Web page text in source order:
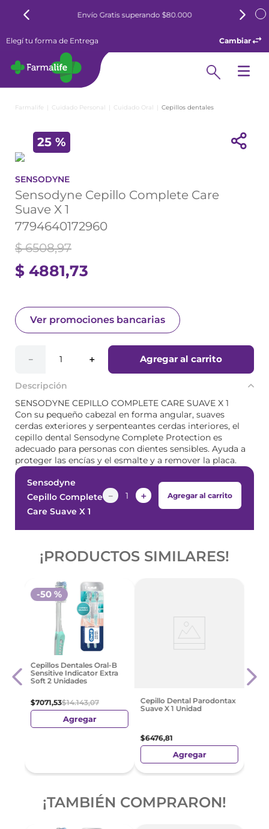
Envío Gratis superando $80.000
Elegí tu forma de Entrega Cambiar
Cuidado Personal Cuidado Oral Cepillos dentales
25 %
SENSODYNE
Sensodyne Cepillo Complete Care
Suave X 1
7794640172960
$ 4881,73
$ 6508,97
Ver promociones bancarias
＋
－ Agregar al carrito
Descripción
SENSODYNE CEPILLO COMPLETE CARE SUAVE X 1
Con su pequeño cabezal en forma angular, suaves
cerdas exteriores y serpenteantes cerdas interiores, el
cepillo dental Sensodyne Complete Protection es
adecuado para personas con dientes sensibles. Ayuda a
proteger las encías y el esmalte y a remover la placa.
Sensodyne
Cepillo Complete
Care Suave X 1
＋
－ Agregar al carrito
¡PRODUCTOS SIMILARES!
Cepillos Dentales Oral-B
Sensitive Indicator Extra
Soft 2 Unidades
$7071,53$14.143,07
-50 %
Agregar
Cepillo Dental Parodontax
Suave X 1 Unidad
$6476,81
Agregar
X 2
¡TAMBIÉN COMPRARON!